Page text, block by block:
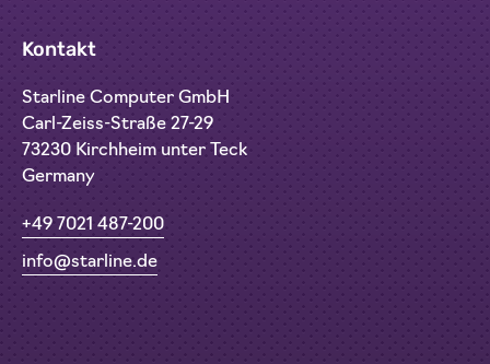
Kontakt
Starline Computer GmbH
Carl-Zeiss-Straße 27-29
73230 Kirchheim unter Teck
Germany
+49 7021 487-200
info@starline.de